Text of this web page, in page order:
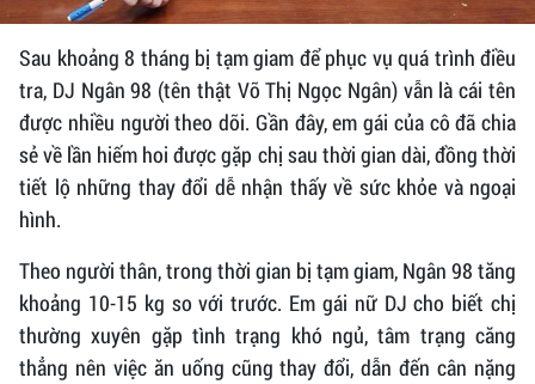
Sau khoảng 8 tháng bị tạm giam để phục vụ quá trình điều
tra, DJ Ngân 98 (tên thật Võ Thị Ngọc Ngân) vẫn là cái tên
được nhiều người theo dõi. Gần đây, em gái của cô đã chia
sẻ về lần hiếm hoi được gặp chị sau thời gian dài, đồng thời
tiết lộ những thay đổi dễ nhận thấy về sức khỏe và ngoại
hình.
Theo người thân, trong thời gian bị tạm giam, Ngân 98 tăng
khoảng 10-15 kg so với trước. Em gái nữ DJ cho biết chị
thường xuyên gặp tình trạng khó ngủ, tâm trạng căng
thẳng nên việc ăn uống cũng thay đổi, dẫn đến cân nặng